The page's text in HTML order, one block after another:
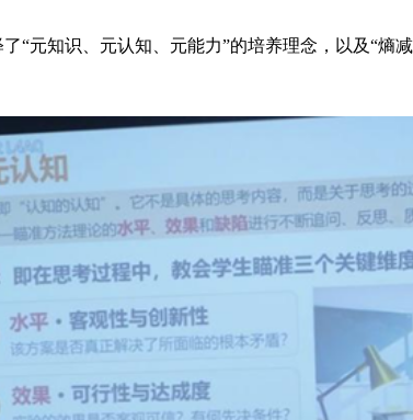
“元知识、元认知、元能力”的培养理念，以及“熵